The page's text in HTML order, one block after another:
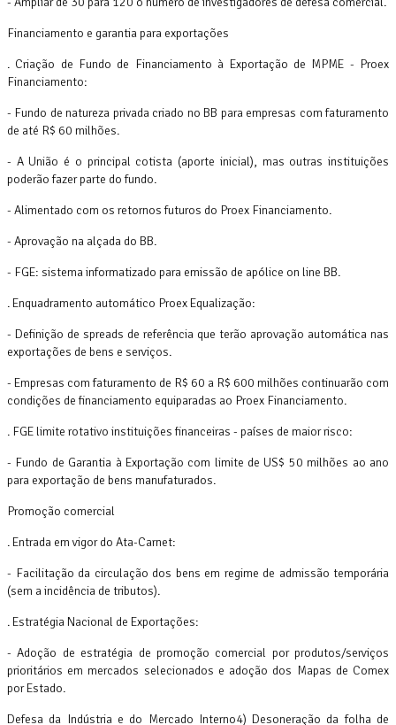
Financiamento e garantia para exportações
. Criação de Fundo de Financiamento à Exportação de MPME - Proex
Financiamento:
- Fundo de natureza privada criado no BB para empresas com faturamento
de até R$ 60 milhões.
- A União é o principal cotista (aporte inicial), mas outras instituições
poderão fazer parte do fundo.
- Alimentado com os retornos futuros do Proex Financiamento.
- Aprovação na alçada do BB.
- FGE: sistema informatizado para emissão de apólice on line BB.
. Enquadramento automático Proex Equalização:
- Definição de spreads de referência que terão aprovação automática nas
exportações de bens e serviços.
- Empresas com faturamento de R$ 60 a R$ 600 milhões continuarão com
condições de financiamento equiparadas ao Proex Financiamento.
. FGE limite rotativo instituições financeiras - países de maior risco:
- Fundo de Garantia à Exportação com limite de US$ 50 milhões ao ano
para exportação de bens manufaturados.
Promoção comercial
. Entrada em vigor do Ata-Carnet:
- Facilitação da circulação dos bens em regime de admissão temporária
(sem a incidência de tributos).
. Estratégia Nacional de Exportações:
- Adoção de estratégia de promoção comercial por produtos/serviços
prioritários em mercados selecionados e adoção dos Mapas de Comex
por Estado.
Defesa da Indústria e do Mercado Interno4) Desoneração da folha de